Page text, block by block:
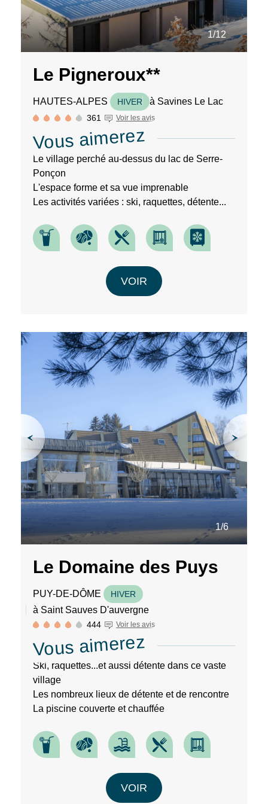
1/12
Le Pigneroux**
HAUTES-ALPES HIVER à Savines Le Lac
361 Voir les avis
Vous aimerez
Le village perché au-dessus du lac de Serre-
Ponçon
L'espace forme et sa vue imprenable
Les activités variées : ski, raquettes, détente...
VOIR
1/6
Le Domaine des Puys
PUY-DE-DÔME HIVER
à Saint Sauves D'auvergne
444 Voir les avis
Vous aimerez
Ski, raquettes...et aussi détente dans ce vaste
village
Les nombreux lieux de détente et de rencontre
La piscine couverte et chauffée
VOIR
de
notre
site
web.